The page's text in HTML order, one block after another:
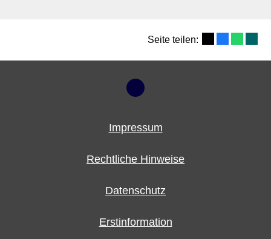
Seite teilen:
Impressum
Rechtliche Hinweise
Datenschutz
Erstinformation